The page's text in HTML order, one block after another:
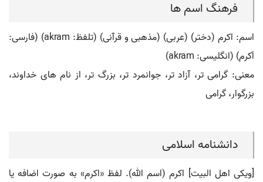
فرهنگ اسم ها
اسم: اکرم (دختر) (عربی) (مذهبی و قرآنی) (تلفظ: akram) (فارسی:
اَکرم) (انگلیسی: akram)
معنی: گرامی تر، آزاد تر، جوانمرد تر، بزرگ تر، از نام های خداوند،
بزرگوار، گرامی
دانشنامه اسلامی
[ویکی اهل البیت] اکرم (اسم الله). لفظ «اکرم» به صورت اضافه یا